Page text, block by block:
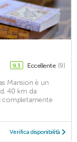
9,3 Eccellente (9)
Mansion è un
40 km da
completamente
Verifica disponibilità